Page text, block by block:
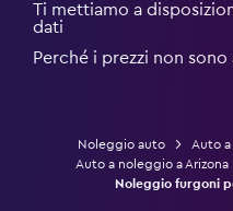
Ti mettiamo a
dati
Perché i prezzi non sono
Noleggio auto
Auto
Auto a noleggio a Arizona
Noleggio furgoni